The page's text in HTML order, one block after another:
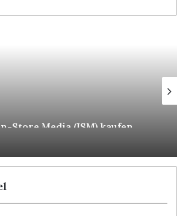
voranzutreiben“, erklärt
von Glory.
Store Media (ISM) kaufen